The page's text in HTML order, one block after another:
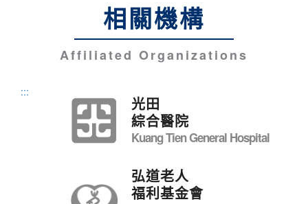
相關機構
Affiliated Organizations
:::
光田
綜合醫院
Kuang Tien General Hospital
弘道老人
福利基金會